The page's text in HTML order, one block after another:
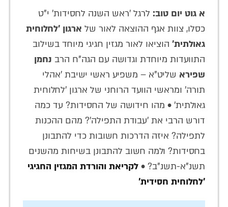
א גוט יום טוב: לרגל 'ראש השנה לחסידות' י"ט
כסלו, צוות אגף ההוצאה לאור של ארגון 'לחלוחית
גאולתית' הוציאו לאור מגזין חגיגי מיוחד בשילוב
התוועדות מיוחדת וגדושה עם הגה"ח הרב נחמן
שפירא שליט"א – משפיע ראשי ישיבת 'אהלי
תורה' ומראשי הוועד הרוחני של ארגון 'לחלוחית
גאולתית' • מהו חידושה של החסידות? עד כמה
דורש הרבי את 'עבודת התפילה'? מהם ההכנות
לתפילה? איזה הדרכות חשובות כדי להתבונן
בחסידות? ולמה חשוב להתבונן בשיחות מהשנים
תשנ"א-תשנ"ב? • לקריאת והורדת המגזין החגיגי
'לחלוחית חסידית'